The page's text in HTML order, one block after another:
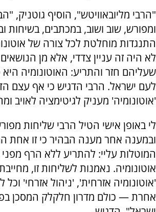
"הרבי מליובאוויטש", הוסיף גוטניק,
ומפורש, שוב ושוב, במכתבים, בשיחות
התנגדות מוחלטת לכל צורה של
לא היה זה עניין צדדי, אלא מן
שעליהם חזר והתריע: האוטונומיה
לעם ישראל. הרבי הדגיש כי אף עצם
'אוטונומיה' מעניק לגיטימציה לאויב
לי באופן אישי הטיל הרבי שליחות
ובמענה אחר מענה הבהיר כי זו אחת
המוטלות עליי: להתריע ללא הרף
אוטונומיה. נאמנות לשליחות זו,
'אוטונומיה אזרחית', 'ניהול אזרחי' וכל
אחרת — כולם מדרון חלקלק המסכן